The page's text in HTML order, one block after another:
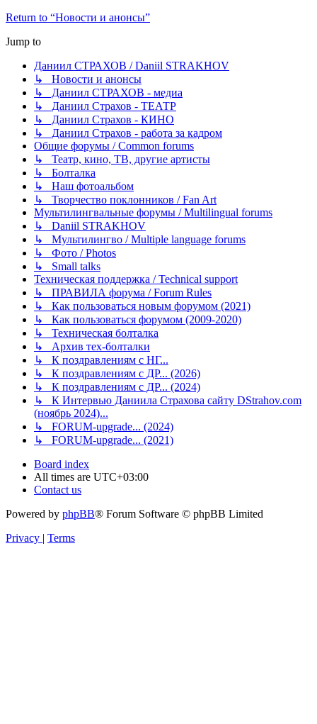
Return to “Новости и анонсы”
Jump to
Даниил СТРАХОВ / Daniil STRAKHOV
↳ Новости и анонсы
↳ Даниил СТРАХОВ - медиа
↳ Даниил Страхов - ТЕАТР
↳ Даниил Страхов - КИНО
↳ Даниил Страхов - работа за кадром
Общие форумы / Common forums
↳ Театр, кино, ТВ, другие артисты
↳ Болталка
↳ Наш фотоальбом
↳ Творчество поклонников / Fan Art
Мультилингвальные форумы / Multilingual forums
↳ Daniil STRAKHOV
↳ Мультилингво / Multiple language forums
↳ Фото / Photos
↳ Small talks
Техническая поддержка / Technical support
↳ ПРАВИЛА форума / Forum Rules
↳ Как пользоваться новым форумом (2021)
↳ Как пользоваться форумом (2009-2020)
↳ Техническая болталка
↳ Архив тех-болталки
↳ К поздравлениям с НГ...
↳ К поздравлениям с ДР... (2026)
↳ К поздравлениям с ДР... (2024)
↳ К Интервью Даниила Страхова сайту DStrahov.com
(ноябрь 2024)...
↳ FORUM-upgrade... (2024)
↳ FORUM-upgrade... (2021)
Board index
All times are UTC+03:00
Contact us
Powered by phpBB® Forum Software © phpBB Limited
Privacy | Terms